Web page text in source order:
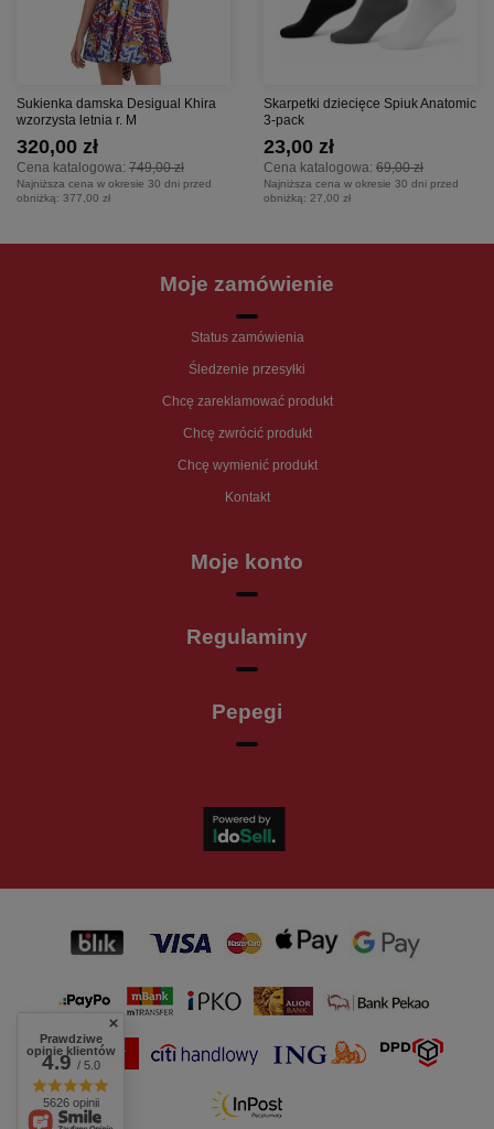
Sukienka damska Desigual Khira
wzorzysta letnia r. M
Cena katalogowa: 749,00 zł
320,00 zł
Najniższa cena w okresie 30 dni przed
obniżką: 377,00 zł
Skarpetki dziecięce Spiuk Anatomic
3-pack
Cena katalogowa: 69,00 zł
23,00 zł
Najniższa cena w okresie 30 dni przed
obniżką: 27,00 zł
Moje zamówienie
Status zamówienia
Śledzenie przesyłki
Chcę zareklamować produkt
Chcę zwrócić produkt
Chcę wymienić produkt
Kontakt
Moje konto
Regulaminy
Pepegi
Prawdziwe
opinie klientów
4.9/ 5.0
5626 opinii